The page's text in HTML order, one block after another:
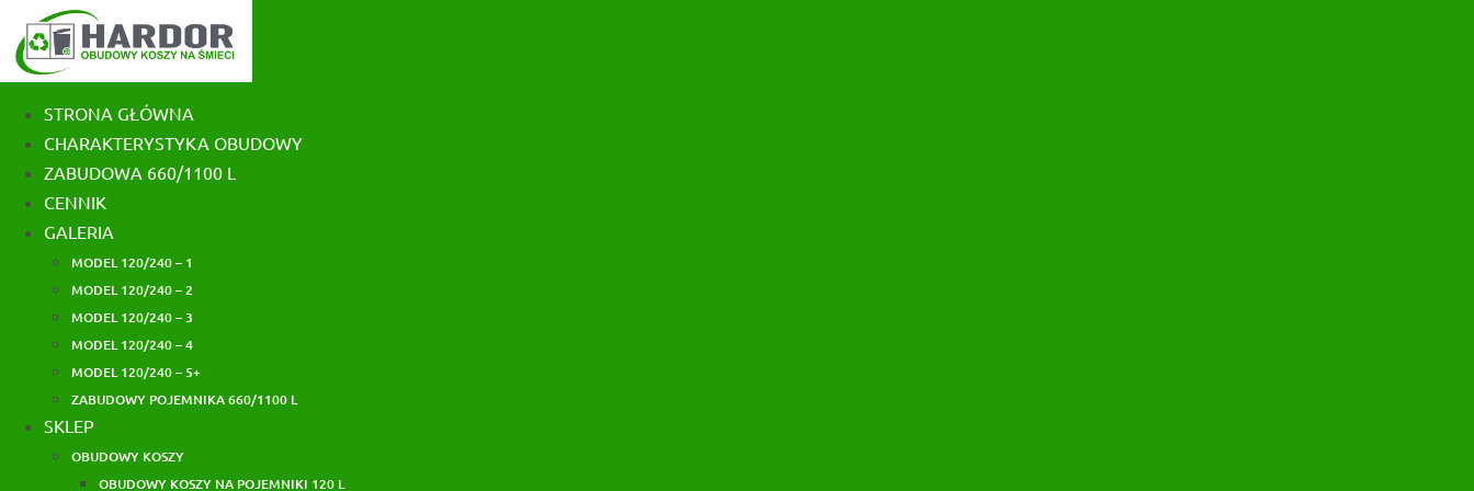
content
STRONA GŁÓWNA
CHARAKTERYSTYKA OBUDOWY
ZABUDOWA 660/1100 L
CENNIK
GALERIA
MODEL 120/240 – 1
MODEL 120/240 – 2
MODEL 120/240 – 3
MODEL 120/240 – 4
MODEL 120/240 – 5+
ZABUDOWY POJEMNIKA 660/1100 L
SKLEP
OBUDOWY KOSZY
OBUDOWY KOSZY NA POJEMNIKI 120 L